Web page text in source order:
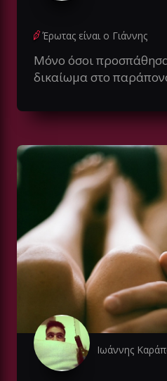
Έρωτας είναι ο Γιάννης
Μόνο όσοι
δικαίωμα στο
Ιωάννης